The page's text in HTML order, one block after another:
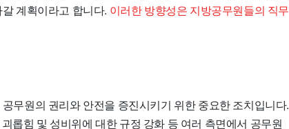
계획이라고 합니다. 이러한 방향성은 지방공무원들의 직무
무원의 권리와 안전을 증진시키기 위한 중요한 조치입니다.
롭힘 및 성비위에 대한 규정 강화 등 여러 측면에서 공무원